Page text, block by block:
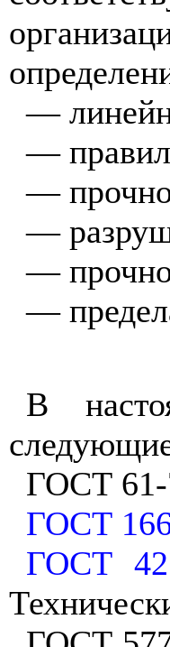
—
—
—
—
—
—
В
ГОСТ 61-
ГОСТ
ГОСТ